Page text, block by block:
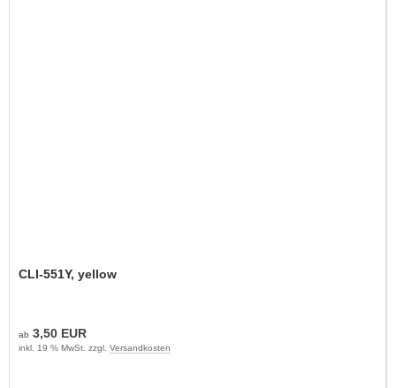
CLI-551Y, yellow
ab 3,50 EUR
inkl. 19 % MwSt. zzgl. Versandkosten